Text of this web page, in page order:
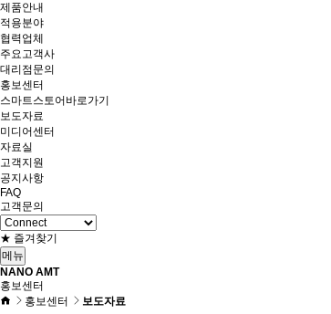
제품안내
적용분야
협력업체
주요고객사
대리점문의
홍보센터
스마트스토어바로가기
보도자료
미디어센터
자료실
고객지원
공지사항
FAQ
고객문의
★ 즐겨찾기
메뉴
NANO AMT
홍보센터
홍보센터
보도자료